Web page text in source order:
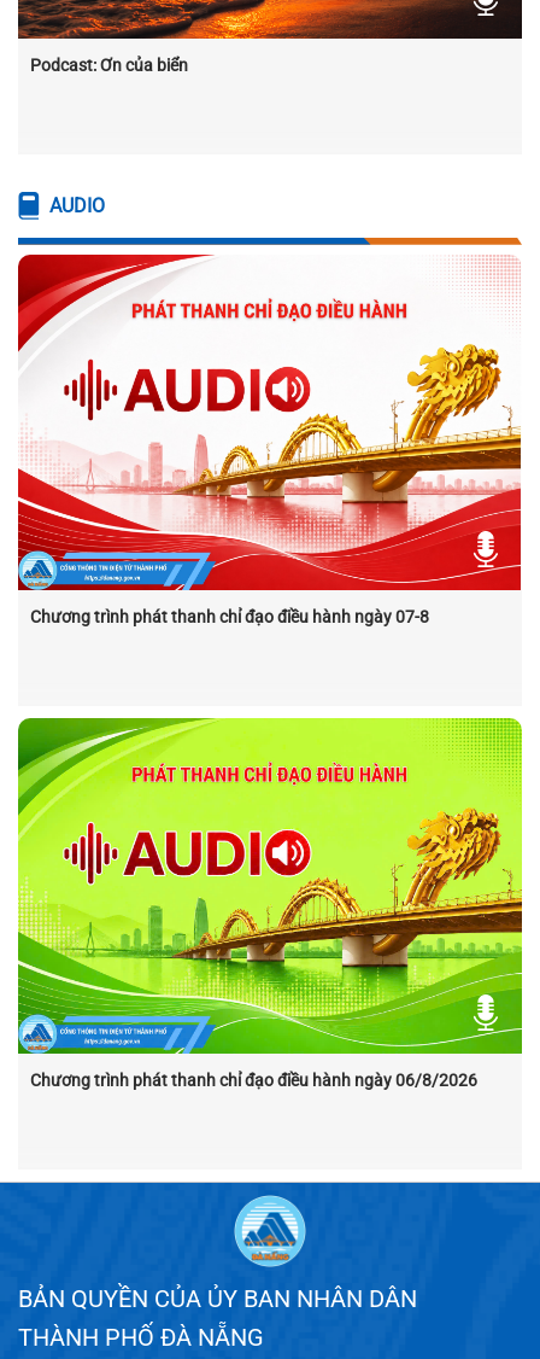
Podcast: Ơn của biển
AUDIO
Chương trình phát thanh chỉ đạo điều hành ngày 07-8
Chương trình phát thanh chỉ đạo điều hành ngày 06/8/2026
BẢN QUYỀN CỦA ỦY BAN NHÂN DÂN
THÀNH PHỐ ĐÀ NẴNG